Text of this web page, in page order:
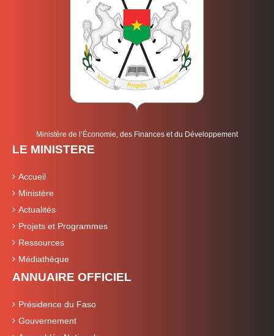
Ministère de l’Économie, des Finances et du Développement
LE MINISTERE
Accueil
Ministère
Actualités
Projets et Programmes
Ressources
Médiathèque
ANNUAIRE OFFICIEL
Présidence du Faso
Gouvernement